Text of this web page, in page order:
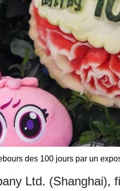
des 100 jours par un
Ltd. (Shanghai),